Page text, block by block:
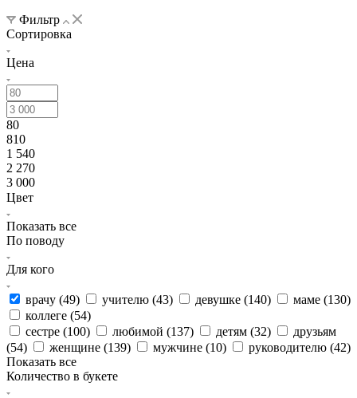
Фильтр
Сортировка
Цена
80
810
1 540
2 270
3 000
Цвет
Показать все
По поводу
Для кого
врачу (49) учителю (43) девушке (140) маме (130)
коллеге (54)
сестре (100) любимой (137) детям (32)
друзьям
(54) женщине (139) мужчине (10) руководителю (42)
Показать все
Количество в букете